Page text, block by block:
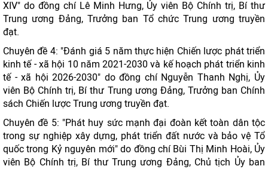
XIV" do đồng chí Lê Minh Hưng, Ủy viên Bộ Chính trị, Bí thư
Trung ương Đảng, Trưởng ban Tổ chức Trung ương truyền
đạt.
Chuyên đề 4: "Đánh giá 5 năm thực hiện Chiến lược phát triển
kinh tế - xã hội 10 năm 2021-2030 và kế hoạch phát triển kinh
tế - xã hội 2026-2030" do đồng chí Nguyễn Thanh Nghị, Ủy
viên Bộ Chính trị, Bí thư Trung ương Đảng, Trưởng ban Chính
sách Chiến lược Trung ương truyền đạt.
Chuyên đề 5: "Phát huy sức mạnh đại đoàn kết toàn dân tộc
trong sự nghiệp xây dựng, phát triển đất nước và bảo vệ Tổ
quốc trong Kỷ nguyên mới" do đồng chí Bùi Thị Minh Hoài, Ủy
viên Bộ Chính trị, Bí thư Trung ương Đảng, Chủ tịch Ủy ban